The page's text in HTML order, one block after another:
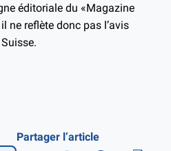
éditoriale du «Magazine
ne reflète donc pas l’avis
Partager l’article